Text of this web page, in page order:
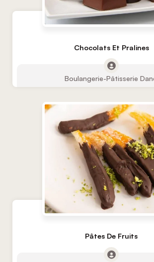
Chocolats Et Pralines
Boulangerie-Pâtisserie
Pâtes De Fruits